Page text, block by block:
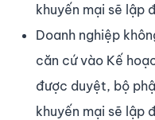
khuyến mại sẽ lập
Doanh nghiệp
căn cứ vào Kế
được duyệt, bộ
khuyến mại sẽ lập